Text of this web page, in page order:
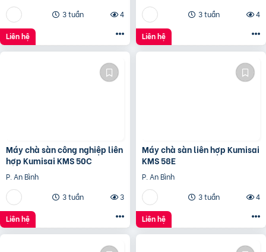
3 tuần
4
Liên hệ
3 tuần
4
Liên hệ
Máy chà sàn công nghiệp liên
hợp Kumisai KMS 50C
P. An Bình
3 tuần
3
Liên hệ
Máy chà sàn liên hợp Kumisai
KMS 58E
P. An Bình
3 tuần
4
Liên hệ